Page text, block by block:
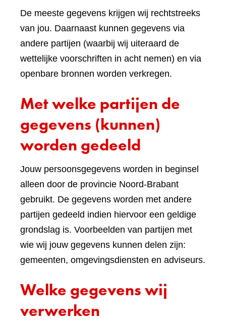
De meeste gegevens krijgen wij rechtstreeks
van jou. Daarnaast kunnen gegevens via
andere partijen (waarbij wij uiteraard de
wettelijke voorschriften in acht nemen) en via
openbare bronnen worden verkregen.
Met welke partijen de
gegevens (kunnen)
worden gedeeld
Jouw persoonsgegevens worden in beginsel
alleen door de provincie Noord-Brabant
gebruikt. De gegevens worden met andere
partijen gedeeld indien hiervoor een geldige
grondslag is. Voorbeelden van partijen met
wie wij jouw gegevens kunnen delen zijn:
gemeenten, omgevingsdiensten en adviseurs.
Welke gegevens wij
verwerken